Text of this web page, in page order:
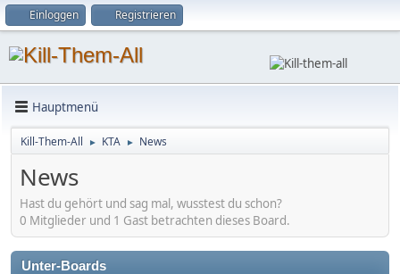
Einloggen Registrieren
Hauptmenü
Kill-Them-All ► KTA ► News
News
Hast du gehört und sag mal, wusstest du schon?
0 Mitglieder und 1 Gast betrachten dieses Board.
Unter-Boards